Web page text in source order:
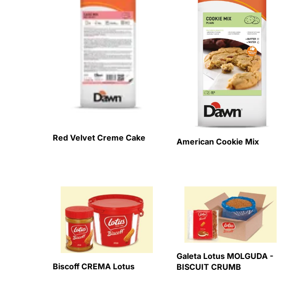
Red Velvet Creme Cake American Cookie Mix
Biscoff CREMA Lotus
Galeta Lotus MOLGUDA -
BISCUIT CRUMB